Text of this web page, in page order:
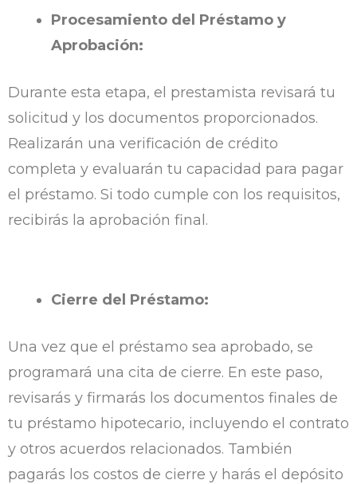
Procesamiento del Préstamo y
Aprobación:
Durante esta etapa, el prestamista revisará tu
solicitud y los documentos proporcionados.
Realizarán una verificación de crédito
completa y evaluarán tu capacidad para pagar
el préstamo. Si todo cumple con los requisitos,
recibirás la aprobación final.
Cierre del Préstamo:
Una vez que el préstamo sea aprobado, se
programará una cita de cierre. En este paso,
revisarás y firmarás los documentos finales de
tu préstamo hipotecario, incluyendo el contrato
y otros acuerdos relacionados. También
pagarás los costos de cierre y harás el depósito